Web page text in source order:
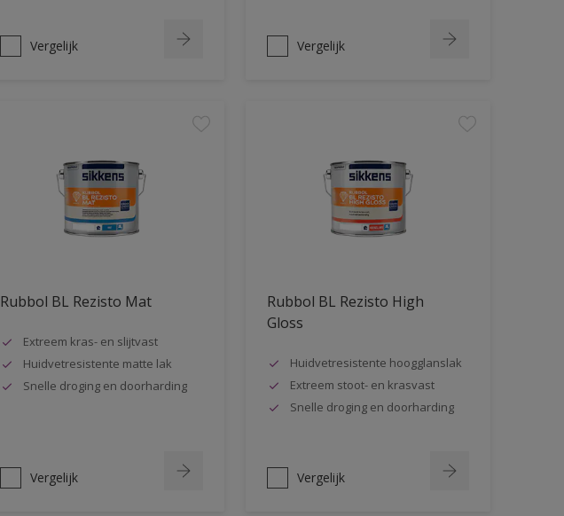
Vergelijk Vergelijk
Rubbol BL Rezisto Mat
Extreem kras- en slijtvast
Huidvetresistente matte lak
Snelle droging en doorharding
Vergelijk
Rubbol BL Rezisto High
Gloss
Huidvetresistente hoogglanslak
Extreem stoot- en krasvast
Snelle droging en doorharding
Vergelijk